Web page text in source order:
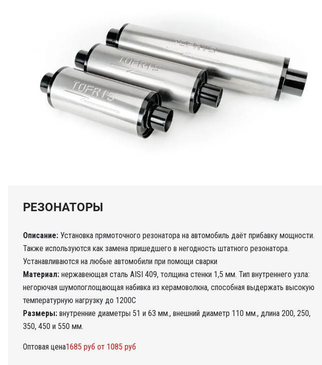
РЕЗОНАТОРЫ
Описание: Установка прямоточного резонатора на автомобиль даёт прибавку мощности.
Также используются как замена пришедшего в негодность штатного резонатора.
Устанавливаются на любые автомобили при помощи сварки
Материал: нержавеющая сталь AISI 409, толщина стенки 1,5 мм. Тип внутреннего узла:
негорючая шумопоглощающая набивка из керамоволкна, способная выдержать высокую
температурную нагрузку до 1200С
Размеры: внутренние диаметры 51 и 63 мм., внешний диаметр 110 мм., длина 200, 250,
350, 450 и 550 мм.
Оптовая цена1685 руб от 1085 руб